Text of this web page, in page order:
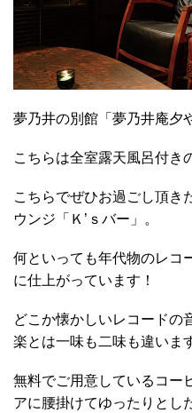
夢乃井の別館「夢乃井庵夕
こちらは全室露天風呂付き
こちらでぜひお過ごし頂き
ウンジ「Ｋ’ｓバー」。
何といっても年代物のレコ
に仕上がっています！
どこか懐かしいレコードの
楽とは一味も二味も違いま
無料でご用意しているコー
アに腰掛けてゆったりとし